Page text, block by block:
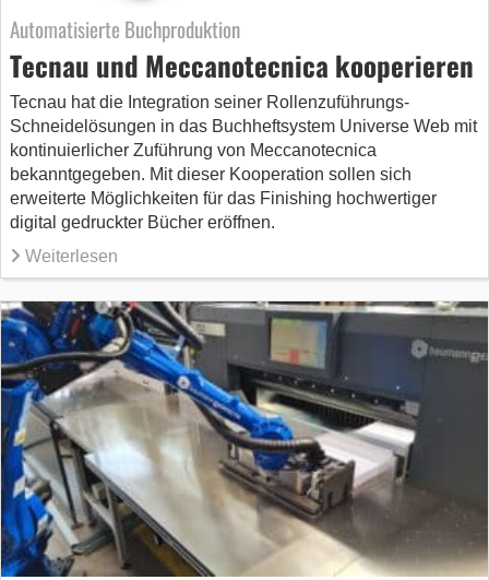
Automatisierte Buchproduktion
Tecnau und Meccanotecnica kooperieren
Tecnau hat die Integration seiner Rollenzuführungs-
Schneidelösungen in das Buchheftsystem Universe Web mit
kontinuierlicher Zuführung von Meccanotecnica
bekanntgegeben. Mit dieser Kooperation sollen sich
erweiterte Möglichkeiten für das Finishing hochwertiger
digital gedruckter Bücher eröffnen.
Weiterlesen